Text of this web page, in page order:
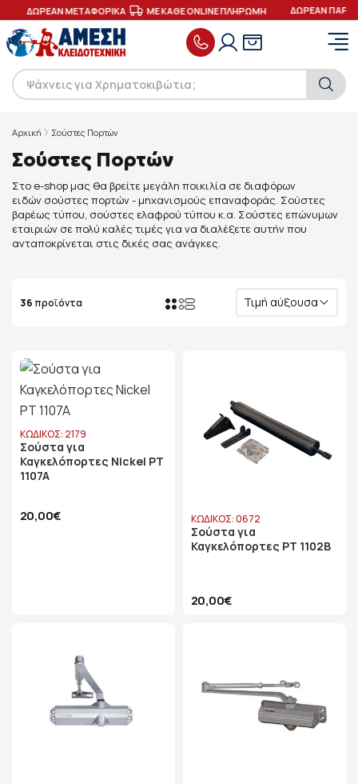
ΔΩΡΕΑΝ ΜΕΤΑΦΟΡΙΚΑ ΜΕ ΚΑΘΕ ONLINE ΠΛΗΡΩΜΗ ΔΩΡΕΑΝ
Αρχική Σούστες Πορτών
Σούστες Πορτών
Στο e-shop μας θα βρείτε μεγάλη ποικιλία σε διαφόρων
ειδών σούστες πορτών - μηχανισμούς επαναφοράς. Σούστες
βαρέως τύπου, σούστες ελαφρού τύπου κ.α. Σούστες επώνυμων
εταιριών σε πολύ καλές τιμές για να διαλέξετε αυτήν που
ανταποκρίνεται στις δικές σας ανάγκες.
36 προϊόντα Τιμή αύξουσα
ΚΩΔΙΚΟΣ: 2179
Σούστα για
Καγκελόπορτες Nickel PT
1107A
20,00€ ΚΩΔΙΚΟΣ: 0672
Σούστα για
Καγκελόπορτες PT 1102B
20,00€